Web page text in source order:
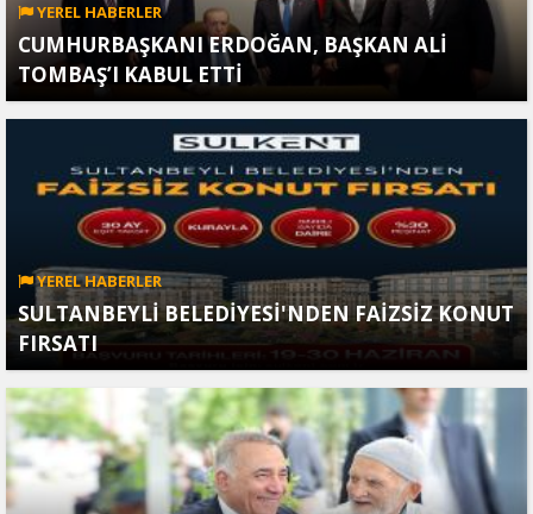
YEREL HABERLER
CUMHURBAŞKANI ERDOĞAN, BAŞKAN ALİ
TOMBAŞ’I KABUL ETTİ
YEREL HABERLER
SULTANBEYLİ BELEDİYESİ'NDEN FAİZSİZ KONUT
FIRSATI